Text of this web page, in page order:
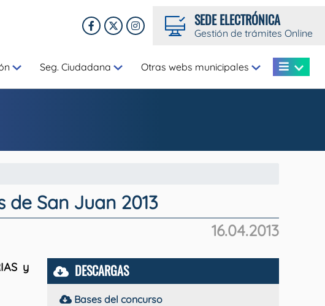
SEDE ELECTRÓNICA
Gestión de trámites Online
Seg. Ciudadana Otras webs municipales
San Juan 2013
16.04.2013
y
DESCARGAS
Bases del concurso